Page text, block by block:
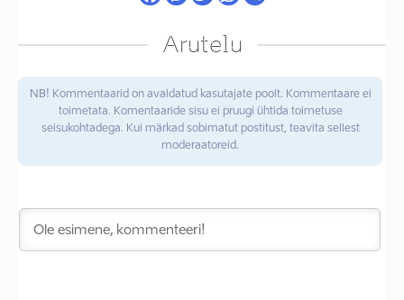
Arutelu
NB! Kommentaarid on avaldatud kasutajate poolt. Kommentaare ei
toimetata. Komentaaride sisu ei pruugi ühtida toimetuse
seisukohtadega. Kui märkad sobimatut postitust, teavita sellest
moderaatoreid.